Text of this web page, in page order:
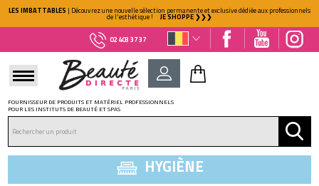
LES IMBATTABLES | Découvrez une nouvelle sélection permanente et exclusive dédiée aux professionnels
de l'esthétique ! JE SHOPPE ❯❯❯
02 403 37 37
FOURNISSEUR DE PRODUITS ET MATÉRIEL PROFESSIONNELS
POUR LES INSTITUTS DE BEAUTÉ ET SPAS
HYGIÈNE